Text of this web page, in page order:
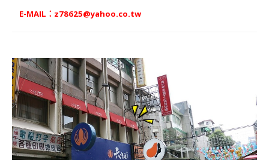
E-MAIL： z78625@yahoo.co.tw